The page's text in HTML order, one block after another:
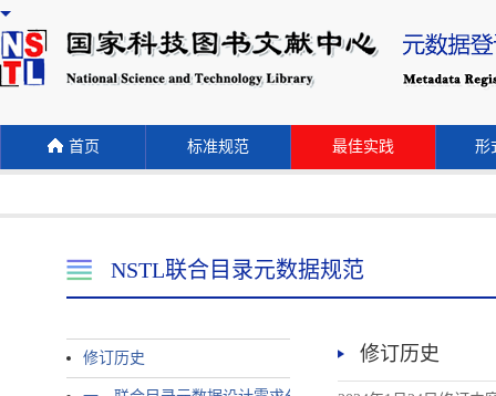
首页 标准规范 最佳实践 形
NSTL联合目录元数据规范
修订历史 修订历史